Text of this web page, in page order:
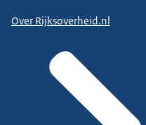
Over Rijksoverheid.nl